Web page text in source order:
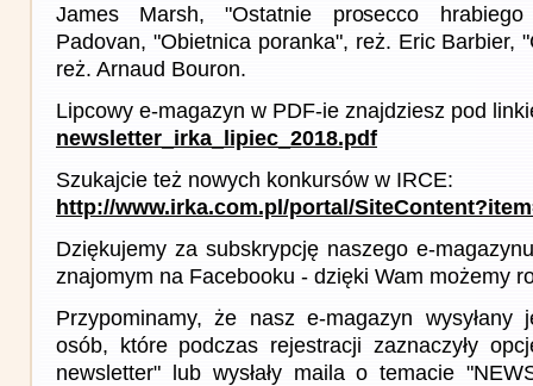
James Marsh, "Ostatnie prosecco hrabiego
Padovan, "Obietnica poranka", reż. Eric Barbier,
reż. Arnaud Bouron.
Lipcowy e-magazyn w PDF-ie znajdziesz pod
newsletter_irka_lipiec_2018.pdf
Szukajcie też nowych konkursów w IRCE:
http://www.irka.com.pl/portal/
Dziękujemy za subskrypcję naszego e-
znajomym na Facebooku - dzięki Wam możemy
Przypominamy, że nasz e-magazyn
osób, które podczas rejestracji zaznaczyły
newsletter" lub wysłały maila o temacie